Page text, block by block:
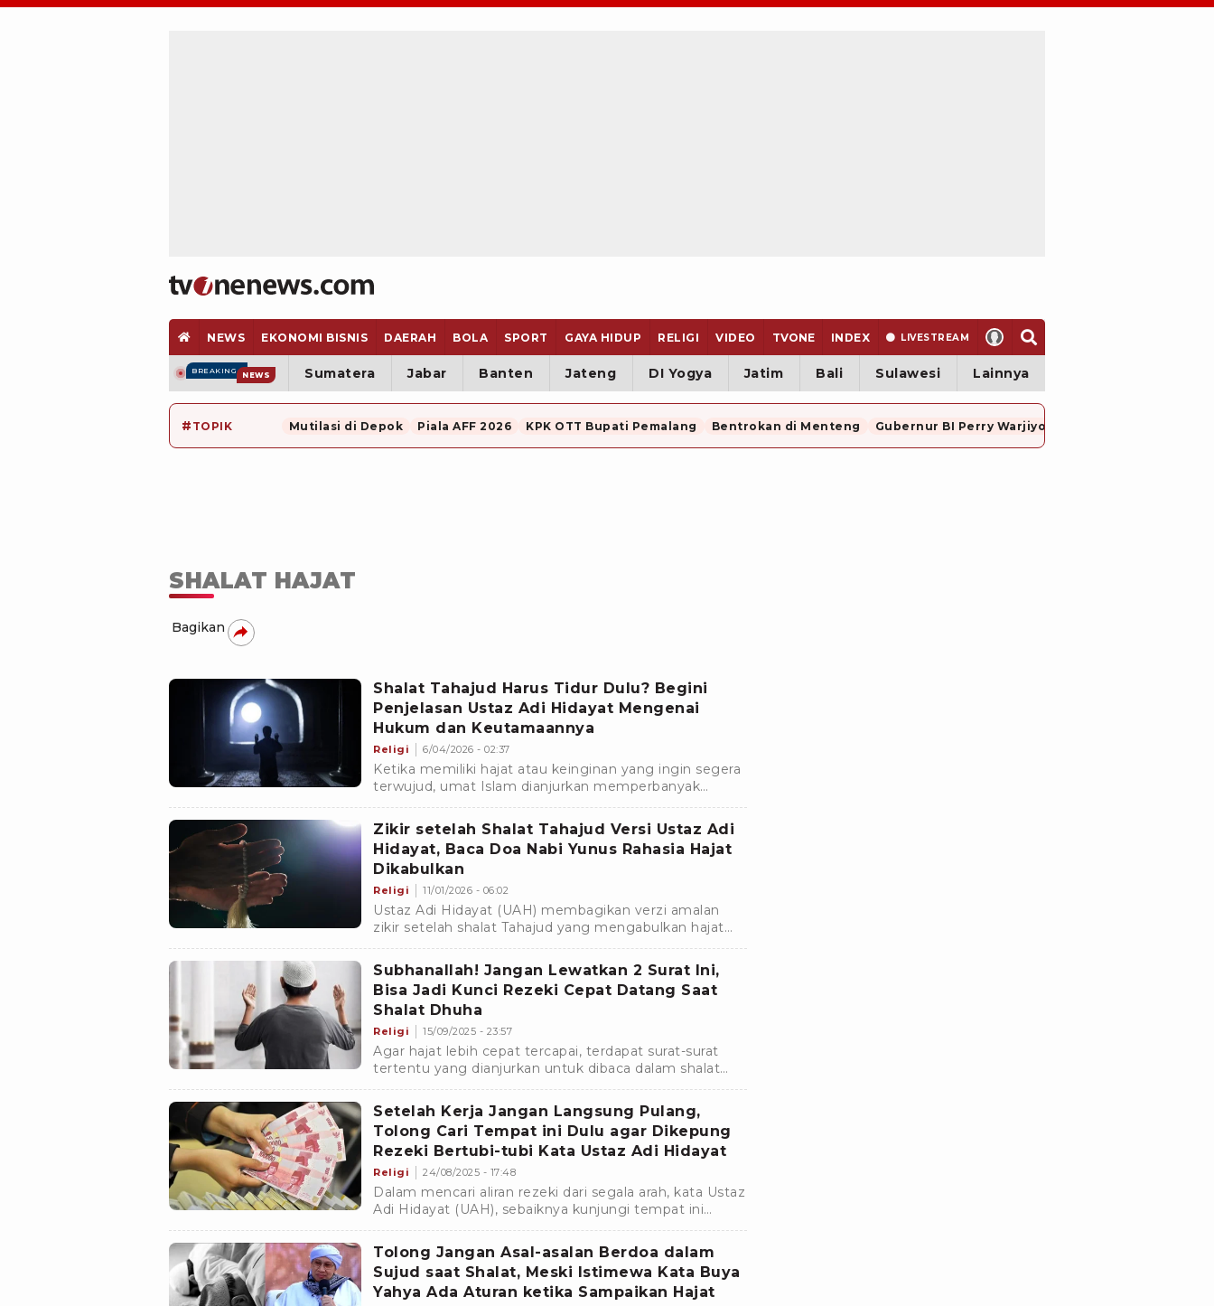
NEWS EKONOMI BISNIS DAERAH BOLA SPORT GAYA HIDUP RELIGI VIDEO TVONE INDEX LIVESTREAM
BREAKING NEWS Sumatera Jabar Banten Jateng DI Yogya Jatim Bali Sulawesi Lainnya
# TOPIK Mutilasi di Depok Piala AFF 2026 KPK OTT Bupati Pemalang Bentrokan di Menteng Gubernur BI Perry Warjiyo Mundur
SHALAT HAJAT
Bagikan
Shalat Tahajud Harus Tidur Dulu? Begini
Penjelasan Ustaz Adi Hidayat Mengenai
Hukum dan Keutamaannya
Religi 6/04/2026 - 02:37
Ketika memiliki hajat atau keinginan yang ingin segera
terwujud, umat Islam dianjurkan memperbanyak
ibadah, salah satunya dengan menunaikan shalat
Tahajud.
Zikir setelah Shalat Tahajud Versi Ustaz Adi
Hidayat, Baca Doa Nabi Yunus Rahasia Hajat
Dikabulkan
Religi 11/01/2026 - 06:02
Ustaz Adi Hidayat (UAH) membagikan verzi amalan
zikir setelah shalat Tahajud yang mengabulkan hajat
lewat bacaan Doa Nabi Yunus AS digetarkan sebanyak
40 kali.
Subhanallah! Jangan Lewatkan 2 Surat Ini,
Bisa Jadi Kunci Rezeki Cepat Datang Saat
Shalat Dhuha
Religi 15/09/2025 - 23:57
Agar hajat lebih cepat tercapai, terdapat surat-surat
tertentu yang dianjurkan untuk dibaca dalam shalat
Dhuha, sesuai dengan permintaan doa, termasuk
dalam urusan rezeki.
Setelah Kerja Jangan Langsung Pulang,
Tolong Cari Tempat ini Dulu agar Dikepung
Rezeki Bertubi-tubi Kata Ustaz Adi Hidayat
Religi 24/08/2025 - 17:48
Dalam mencari aliran rezeki dari segala arah, kata Ustaz
Adi Hidayat (UAH), sebaiknya kunjungi tempat ini
ketika pulang kerja agar keberkahannya tidak sia-sia.
Tolong Jangan Asal-asalan Berdoa dalam
Sujud saat Shalat, Meski Istimewa Kata Buya
Yahya Ada Aturan ketika Sampaikan Hajat